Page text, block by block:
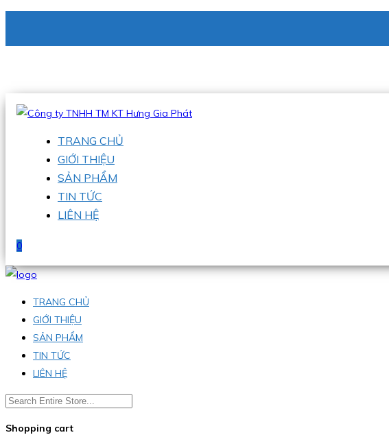
Hotline:0938 336 079
TRANG CHỦ
GIỚI THIỆU
SẢN PHẨM
TIN TỨC
LIÊN HỆ
0
TRANG CHỦ
GIỚI THIỆU
SẢN PHẨM
TIN TỨC
LIÊN HỆ
Shopping cart